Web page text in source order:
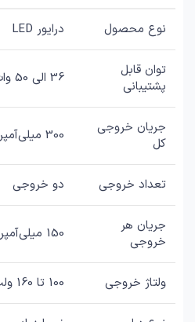
نوع محصول درایور LED
توان قابل
پشتیبانی
36 الی 50 وات
جریان خروجی
کل
300 میلی‌آمپر
تعداد خروجی دو خروجی
جریان هر
خروجی
150 میلی‌آمپر
ولتاژ خروجی 100 تا 160 ولت